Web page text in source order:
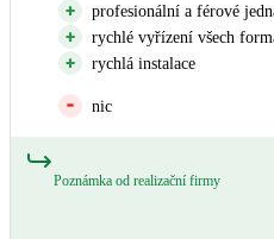
profesionální a férové
rychlé vyřízení všech
rychlá instalace
nic
Poznámka od realizační firmy